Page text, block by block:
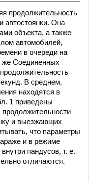
продолжительность
автостоянки. Она
объекта, а также
автомобилей,
в очереди на
же Соединенных
В среднем,
находятся в
1 приведены
продолжительности
и выезжающих
что параметры
и в режиме
пандусов, т. е.
отличаются.